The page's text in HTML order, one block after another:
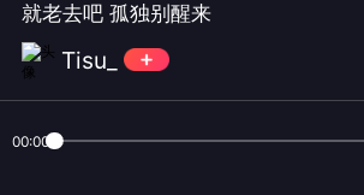
就老去吧 孤独别醒来
Tisu_
00:00